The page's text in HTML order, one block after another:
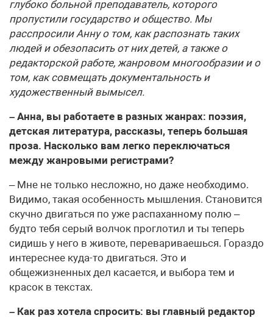
глубоко больной преподаватель, которого
пропустили государство и общество. Мы
расспросили Анну о том, как распознать таких
людей и обезопасить от них детей, а также о
редакторской работе, жанровом многообразии и о
том, как совмещать документальность и
художественный вымысел.
– Анна, вы работаете в разных жанрах: поэзия,
детская литература, рассказы, теперь большая
проза. Насколько вам легко переключаться
между жанровыми регистрами?
– Мне не только несложно, но даже необходимо.
Видимо, такая особенность мышления. Становится
скучно двигаться по уже распаханному полю –
будто тебя серый волчок проглотил и ты теперь
сидишь у него в животе, перевариваешься. Гораздо
интереснее куда-то двигаться. Это и
общежизненных дел касается, и выбора тем и
красок в текстах.
– Как раз хотела спросить: вы главный редактор